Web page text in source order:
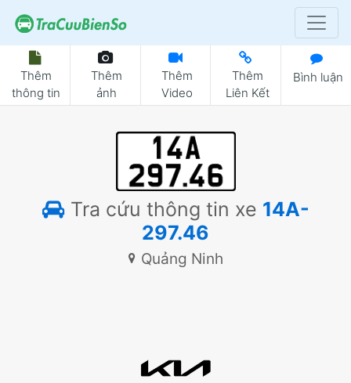
Thêm
thông tin
Thêm
ảnh
Thêm
Video
Thêm
Liên Kết
Bình luận
Tra cứu thông tin xe 14A-
297.46
Quảng Ninh